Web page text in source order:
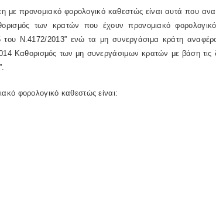
με προνομιακό φορολογικό καθεστώς είναι αυτά που
των κρατών που έχουν προνομιακό
Ν.4172/2013” ενώ τα μη συνεργάσιμα κράτη
Καθορισμός των μη συνεργάσιμων κρατών με βάση τις
φορολογικό καθεστώς είναι: